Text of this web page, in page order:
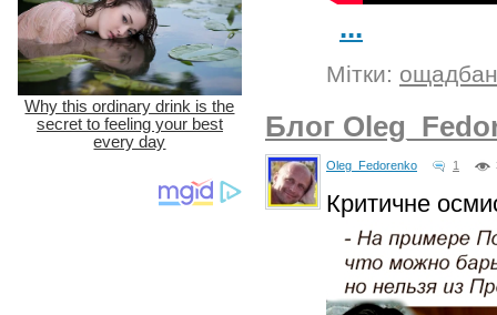
...
Мітки:
Блог
Oleg_Fedorenko 1
Критичне